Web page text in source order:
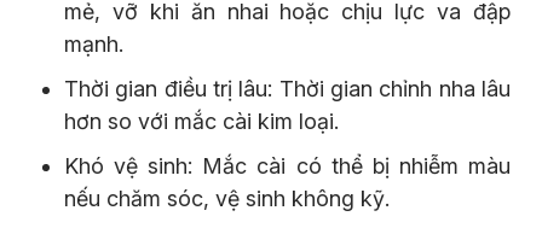
mẻ, vỡ khi ăn nhai hoặc chịu lực va đập
mạnh.
Thời gian điều trị lâu: Thời gian chỉnh nha lâu
hơn so với mắc cài kim loại.
Khó vệ sinh: Mắc cài có thể bị nhiễm màu
nếu chăm sóc, vệ sinh không kỹ.